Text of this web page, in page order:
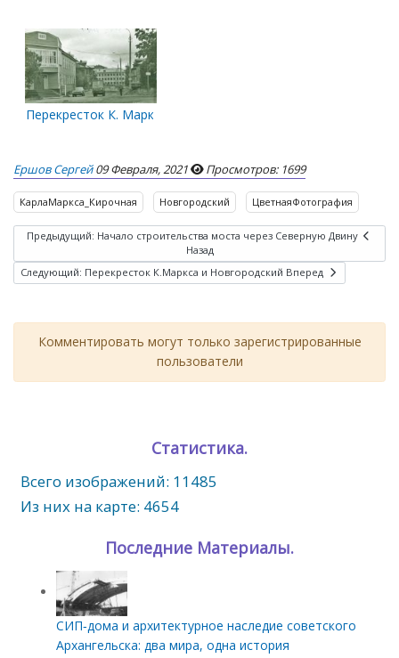
Перекресток К. Маркса и Новгородского
Ершов Сергей 09 Февраля, 2021 Просмотров: 1699
КарлаМаркса_Кирочная Новгородский ЦветнаяФотография
Предыдущий: Начало строительства моста через Северную Двину
Назад
Следующий: Перекресток К.Маркса и Новгородский Вперед
Комментировать могут только зарегистрированные
пользователи
Статистика.
Всего изображений: 11485
Из них на карте: 4654
Последние Материалы.
СИП‑дома и архитектурное наследие советского
Архангельска: два мира, одна история